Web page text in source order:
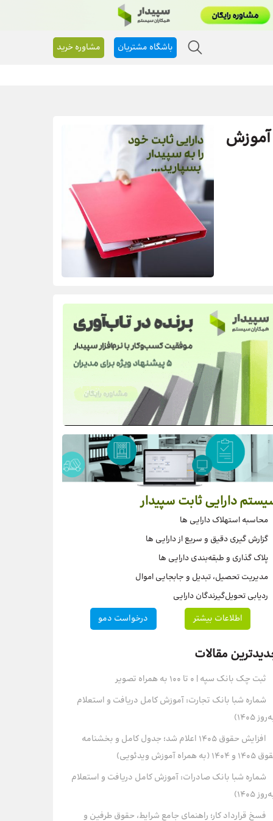
باشگاه مشتریان مشاوره خرید
آموزش
دارایی ثابت سپیدار
محاسبه استهلاک دارایی ها
گزارش گیری دقیق و سریع از دارایی ها
پلاک گذاری و طبقه‌بندی دارایی ها
مدیریت تحصیل، تبدیل و جابجایی اموال
ردیابی تحویل‌گیرندگان دارایی
اطلاعات بیشتر
درخواست دمو
مقالات
ثبت چک بانک سپه | ۰ تا ۱۰۰ به همراه تصویر
شماره شبا بانک تجارت: آموزش کامل دریافت و استعلام
۱۴۰۵)
افزایش حقوق 1405 اعلام شد؛ جدول کامل و بخشنامه
(به همراه آموزش ویدئویی)
شماره شبا بانک صادرات: آموزش کامل دریافت و استعلام
۱۴۰۵)
فسخ قرارداد کار؛ راهنمای جامع شرایط، حقوق طرفین و